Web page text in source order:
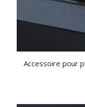
Accessoire pour